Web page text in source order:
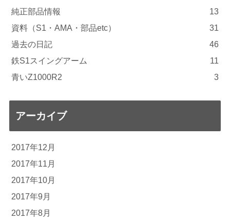
純正部品情報
13
資料（S1・AMA・部品etc）
31
過去の日記
46
鉄S1スイングアーム
11
青いZ1000R2
3
アーカイブ
2017年12月
2017年11月
2017年10月
2017年9月
2017年8月